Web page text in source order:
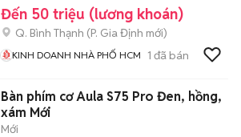
Đến 50 triệu (lương khoán)
Q. Bình Thạnh (P. Gia Định mới)
KINH DOANH NHÀ PHỐ HCM 1 đã bán
Bàn phím cơ Aula S75 Pro Đen, hồng,
xám Mới
Mới